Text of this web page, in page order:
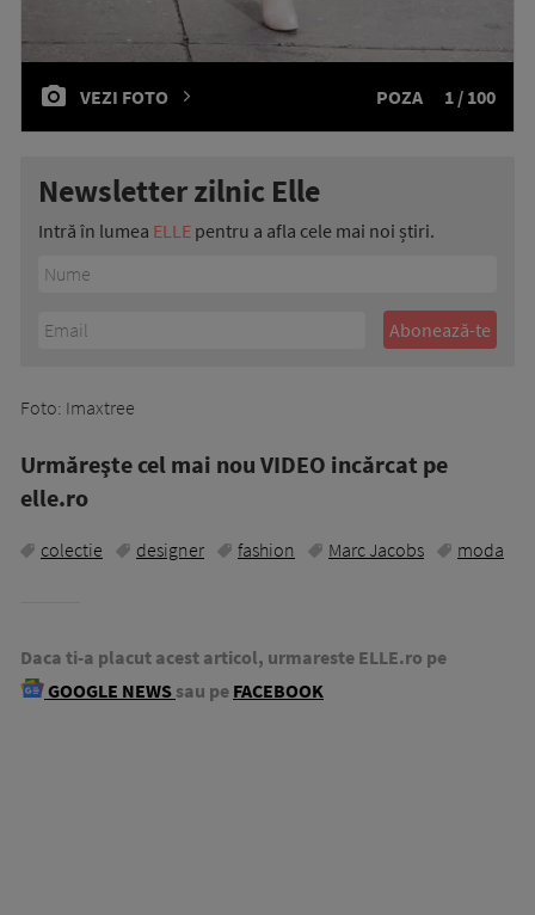
VEZI FOTO POZA 1 / 100
Newsletter zilnic Elle
Intră în lumea ELLE pentru a afla cele mai noi știri.
Foto: Imaxtree
Urmăreşte cel mai nou VIDEO incărcat pe
elle.ro
colectie designer fashion Marc Jacobs moda
Daca ti-a placut acest articol, urmareste ELLE.ro pe
GOOGLE NEWS sau pe FACEBOOK